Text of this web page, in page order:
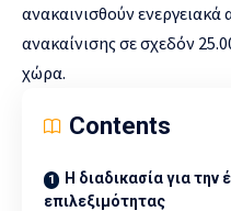
ανακαινισθούν ενεργειακά
ανακαίνισης σε σχεδόν
χώρα.
Contents
Η διαδικασία για
επιλεξιμότητας